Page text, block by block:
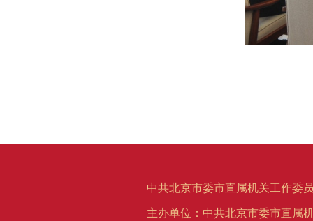
中共北京市委市直属机关工作委
主办单位：中共北京市委市直属